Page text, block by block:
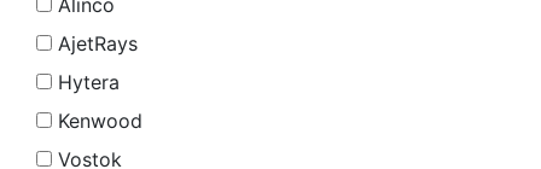
Alinco
AjetRays
Hytera
Kenwood
Vostok